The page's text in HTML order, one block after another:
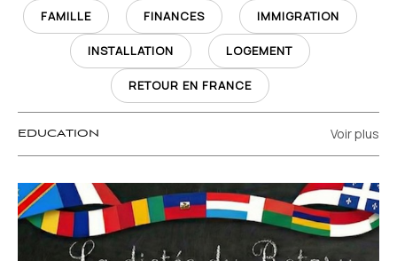
FAMILLE FINANCES IMMIGRATION
INSTALLATION LOGEMENT
RETOUR EN FRANCE
EDUCATION Voir plus